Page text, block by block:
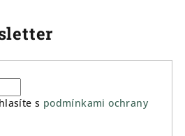
s podmínkami ochrany